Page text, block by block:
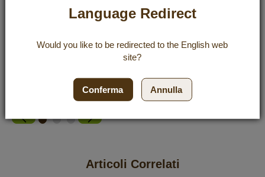
Olio di Cocco Bio Premium Aromatizzato
190 ml, peperoncino
4,99 €
Shipping Cost
Articoli Correlati
Language Redirect
Would you like to be redirected to the English web
site?
Conferma Annulla